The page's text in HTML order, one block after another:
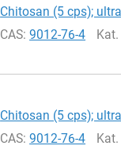
Chitosan (5 cps);
CAS:9012-76-4 Kat.
Chitosan (5 cps);
CAS:9012-76-4 Kat.